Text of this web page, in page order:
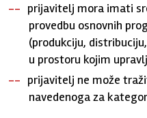
prijavitelj mora imati
provedbu osnovnih
(produkciju,
u prostoru kojim
prijavitelj ne može
navedenoga za